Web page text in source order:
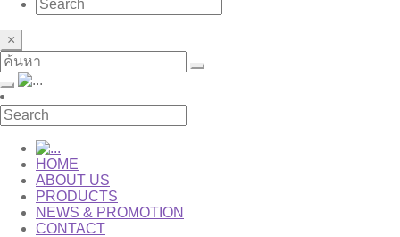
×
HOME
ABOUT US
PRODUCTS
NEWS & PROMOTION
CONTACT